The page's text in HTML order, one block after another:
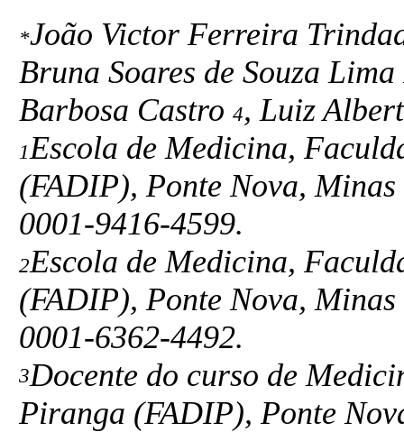
*João Victor Ferreira
Bruna Soares de Souza
Barbosa Castro4, Luiz
1Escola de Medicina,
(FADIP), Ponte Nova,
0001-9416-4599.
2Escola de Medicina,
(FADIP), Ponte Nova,
0001-6362-4492.
3Docente do curso de
Piranga (FADIP), Ponte